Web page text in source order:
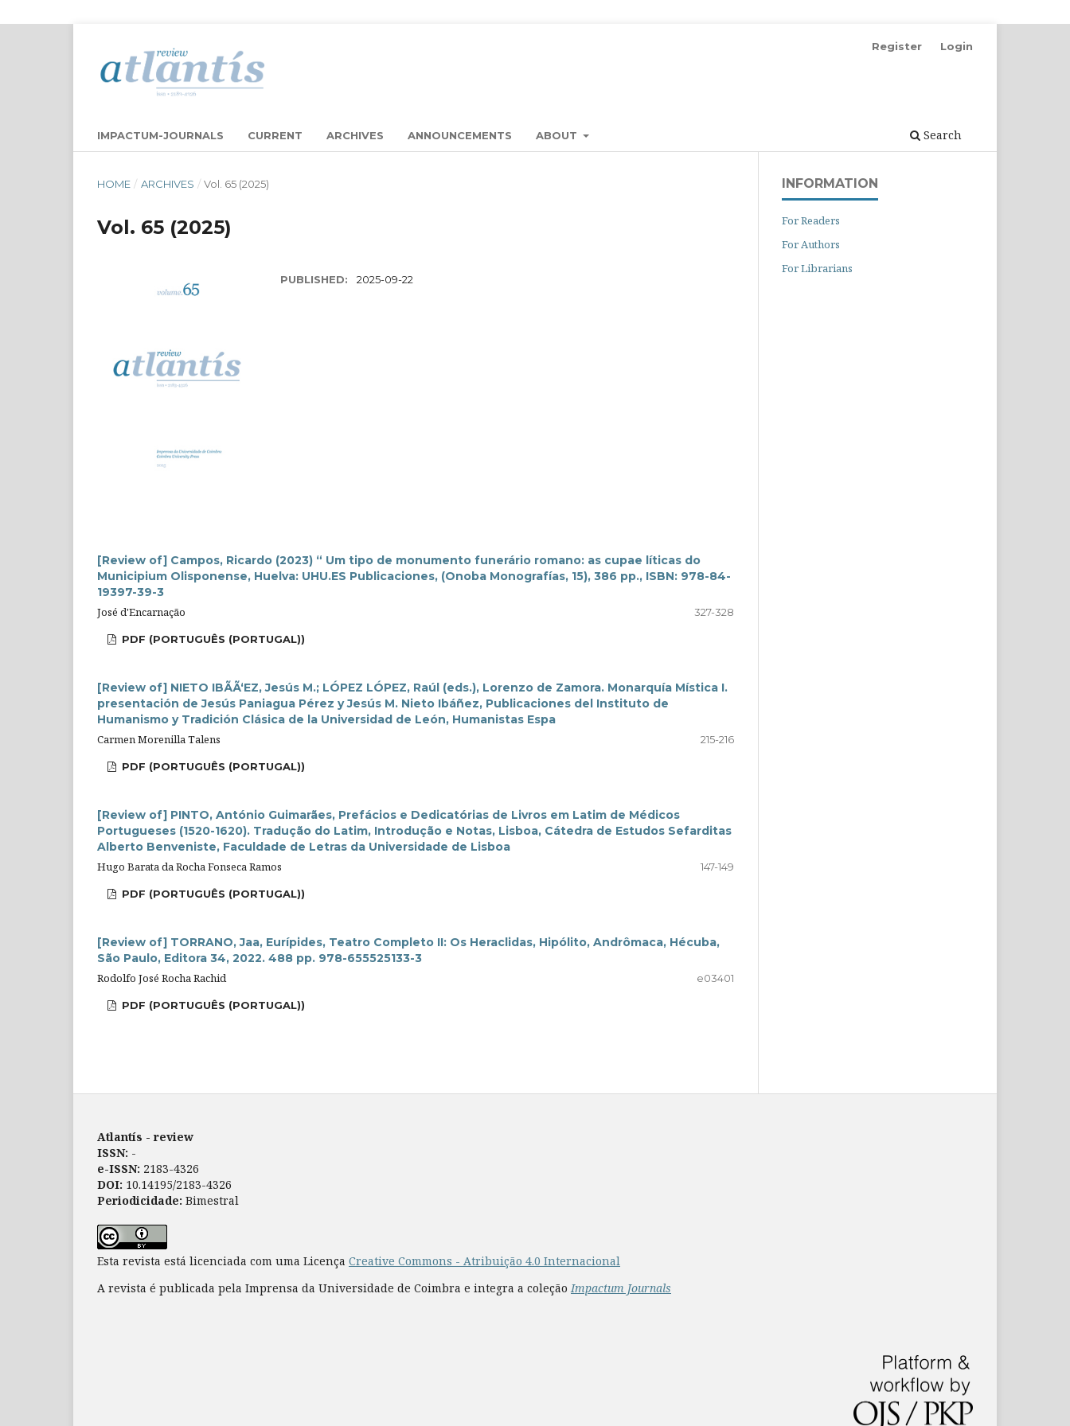
IMPACTUM-JOURNALS CURRENT ARCHIVES ANNOUNCEMENTS ABOUT Search
Register Login
HOME / ARCHIVES / Vol. 65 (2025)
Vol. 65 (2025)
PUBLISHED: 2025-09-22
[Review of] Campos, Ricardo (2023) “ Um tipo de monumento funerário romano: as cupae líticas do
Municipium Olisponense, Huelva: UHU.ES Publicaciones, (Onoba Monografías, 15), 386 pp., ISBN: 978-84-
19397-39-3
José d'Encarnação
327-328
PDF (PORTUGUÊS (PORTUGAL))
[Review of] NIETO IBÃÃ‘EZ, Jesús M.; LÓPEZ LÓPEZ, Raúl (eds.), Lorenzo de Zamora. Monarquía Mística I.
presentación de Jesús Paniagua Pérez y Jesús M. Nieto Ibáñez, Publicaciones del Instituto de
Humanismo y Tradición Clásica de la Universidad de León, Humanistas Espa
Carmen Morenilla Talens
215-216
PDF (PORTUGUÊS (PORTUGAL))
[Review of] PINTO, António Guimarães, Prefácios e Dedicatórias de Livros em Latim de Médicos
Portugueses (1520-1620). Tradução do Latim, Introdução e Notas, Lisboa, Cátedra de Estudos Sefarditas
Alberto Benveniste, Faculdade de Letras da Universidade de Lisboa
Hugo Barata da Rocha Fonseca Ramos
147-149
PDF (PORTUGUÊS (PORTUGAL))
[Review of] TORRANO, Jaa, Eurípides, Teatro Completo II: Os Heraclidas, Hipólito, Andrômaca, Hécuba,
São Paulo, Editora 34, 2022. 488 pp. 978-655525133-3
Rodolfo José Rocha Rachid
e03401
PDF (PORTUGUÊS (PORTUGAL))
INFORMATION
For Readers
For Authors
For Librarians
Atlantís - review
ISSN: -
e-ISSN: 2183-4326
DOI: 10.14195/2183-4326
Periodicidade: Bimestral
Esta revista está licenciada com uma Licença Creative Commons - Atribuição 4.0 Internacional
A revista é publicada pela Imprensa da Universidade de Coimbra e integra a coleçãoImpactum Journals